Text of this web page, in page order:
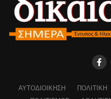
ΑΥΤΟΔΙΟΊΚΗΣΗ ΠΟΛΙΤΙΚΉ